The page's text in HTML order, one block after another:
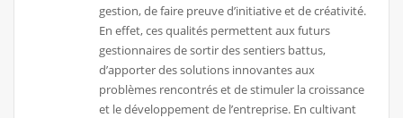
gestion, de faire preuve d’initiative et de créativité.
En effet, ces qualités permettent aux futurs
gestionnaires de sortir des sentiers battus,
d’apporter des solutions innovantes aux
problèmes rencontrés et de stimuler la croissance
et le développement de l’entreprise. En cultivant